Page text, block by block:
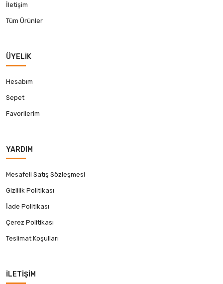
İletişim
Tüm Ürünler
ÜYELIK
Hesabım
Sepet
Favorilerim
YARDIM
Mesafeli Satış Sözleşmesi
Gizlilik Politikası
İade Politikası
Çerez Politikası
Teslimat Koşulları
İLETIŞIM